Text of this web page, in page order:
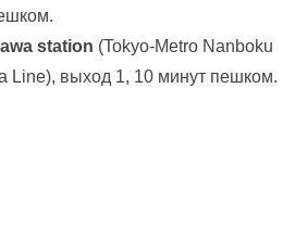
station (Tokyo-Metro Nanboku
Line), выход 1, 10 минут пешком.